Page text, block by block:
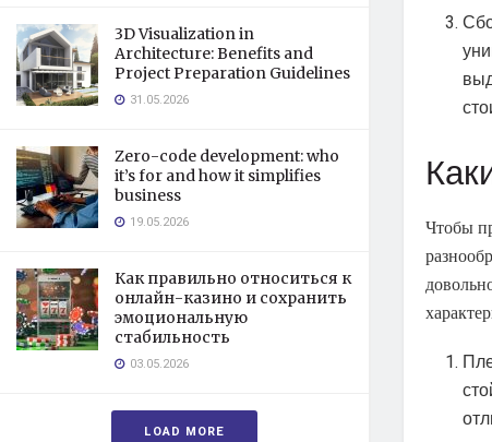
3D Visualization in
Architecture: Benefits and
Project Preparation Guidelines
31.05.2026
Zero-code development: who
it’s for and how it simplifies
business
19.05.2026
Как правильно относиться к
онлайн-казино и сохранить
эмоциональную
стабильность
03.05.2026
LOAD MORE
Чтобы